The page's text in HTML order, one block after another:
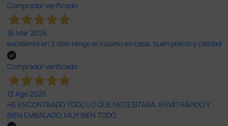
Comprador verificado
16 Mar 2026
excelente en 3 días tengo el insumo en casa, buen precio y calidad
Comprador verificado
13 Ago 2025
HE ENCONTRADO TODO LO QUE NECESITABA. ENVÍO RÁPIDO Y
BIEN EMBALADO. MUY BIEN TODO.